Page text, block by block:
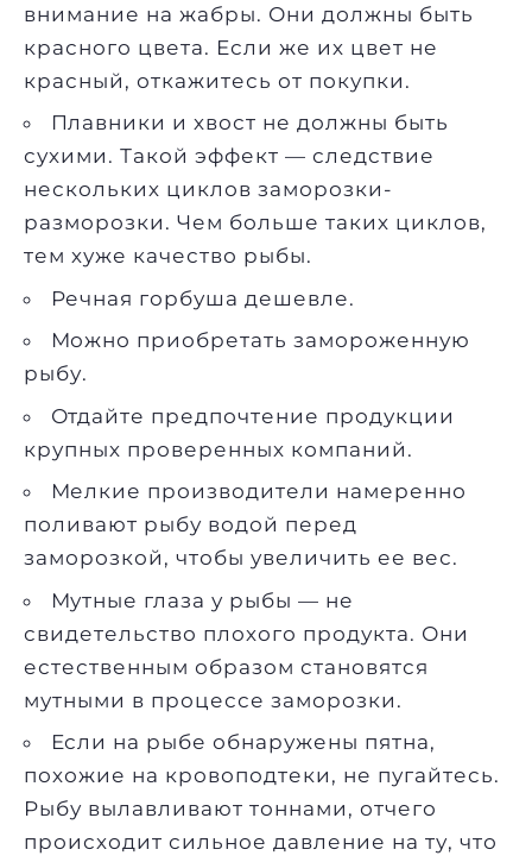
внимание на жабры. Они должны быть
красного цвета. Если же их цвет не
красный, откажитесь от покупки.
Плавники и хвост не должны быть
сухими. Такой эффект — следствие
нескольких циклов заморозки-
разморозки. Чем больше таких циклов,
тем хуже качество рыбы.
Речная горбуша дешевле.
Можно приобретать замороженную
рыбу.
Отдайте предпочтение продукции
крупных проверенных компаний.
Мелкие производители намеренно
поливают рыбу водой перед
заморозкой, чтобы увеличить ее вес.
Мутные глаза у рыбы — не
свидетельство плохого продукта. Они
естественным образом становятся
мутными в процессе заморозки.
Если на рыбе обнаружены пятна,
похожие на кровоподтеки, не пугайтесь.
Рыбу вылавливают тоннами, отчего
происходит сильное давление на ту, что